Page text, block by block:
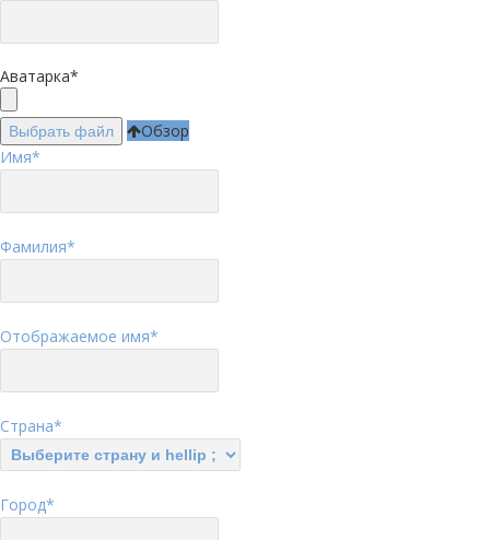
Аватарка*
Выбрать файл
Обзор
Имя*
Фамилия*
Отображаемое имя*
Страна*
Город*